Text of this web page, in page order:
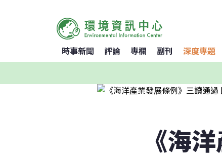
時事新聞 評論 專欄 副刊 深度專題
《海